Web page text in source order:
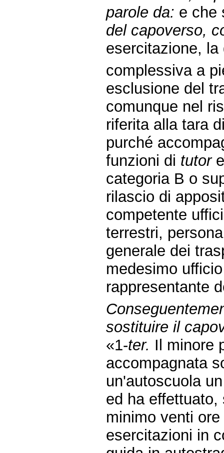
parole da: e che
del capoverso,
esercitazione,
complessiva a
esclusione del
comunque nel
riferita alla tara
purché
funzioni di tutore
categoria B o
rilascio di
competente
terrestri,
generale dei
medesimo
rappresentante
sostituire il
«1-ter. Il minore
accompagnata
un'autoscuola
ed ha
minimo venti
esercitazioni in